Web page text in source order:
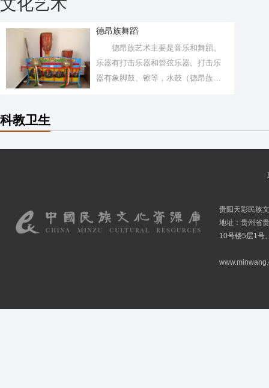
文化艺术
德昂族舞蹈
德昂族艺术主要是音乐和舞蹈。
乐器有打击乐器和管弦乐器。打击乐
器有象脚鼓、镲等，水鼓（德昂族
科教卫生
贵阳天彩民族
地址：贵州省
10号楼5层1号